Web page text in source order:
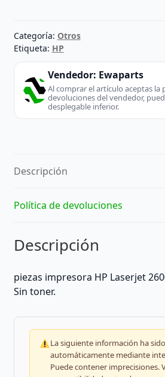
Categoría: Otros
Etiqueta: HP
Vendedor: Ewaparts
Al comprar el artículo aceptas la
devoluciones del vendedor,
desplegable inferior.
Descripción
Política de devoluciones
Descripción
piezas impresora HP Laserjet
Sin toner.
La siguiente información ha
automáticamente mediante
Puede contener imprecisiones.